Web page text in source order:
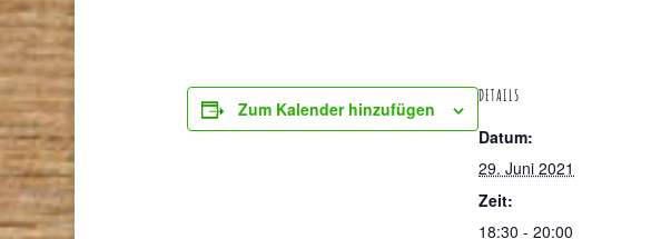
Zum Kalender hinzufügen
DETAILS
Datum:
29. Juni 2021
Zeit:
18:30 - 20:00